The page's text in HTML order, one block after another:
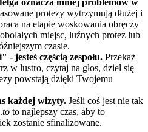
protezy wytrzymują dłużej i
na etapie woskowania obręczy
miejsc, luźnych protez lub
czasie.
jesteś częścią zespołu. Przekaż
w lustro, czytaj na głos, dziel się
powstają dzięki Twojemu
każdej wizyty. Jeśli coś jest nie tak
to to najlepszy czas, aby to
zostanie sfinalizowane.